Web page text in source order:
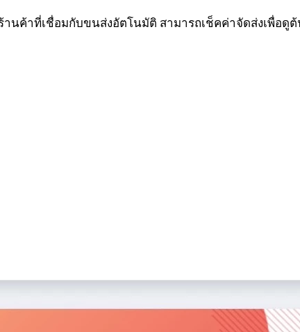
นค้าที่เชื่อมกับขนส่งอัตโนมัติ สามารถเช็คค่าจัดส่งเพื่อดู